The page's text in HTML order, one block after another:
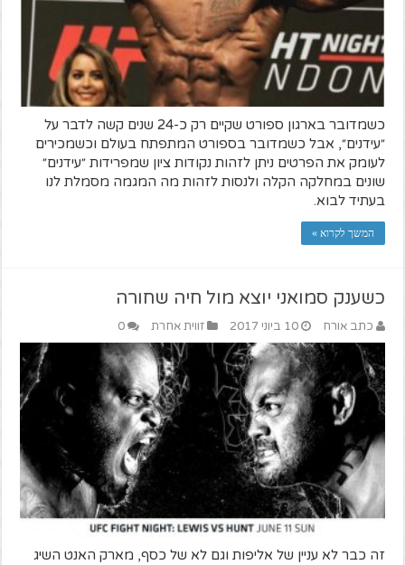
כשמדובר בארגון ספורט שקיים רק כ-24 שנים קשה לדבר על
״עידנים״, אבל כשמדובר בספורט המתפתח בעולם וכשמכירים
לעומק את הפרטים ניתן לזהות נקודות ציון שמפרידות ״עידנים״
שונים במחלקה הקלה ולנסות לזהות מה המגמה מסמלת לנו
בעתיד לבוא.
המשך לקרוא »
כשענק סמואני יוצא מול חיה שחורה
כתב אורח 10 ביוני 2017 זווית אחרת 0
זה כבר לא עניין של אליפות וגם לא של כסף, מארק האנט השיג